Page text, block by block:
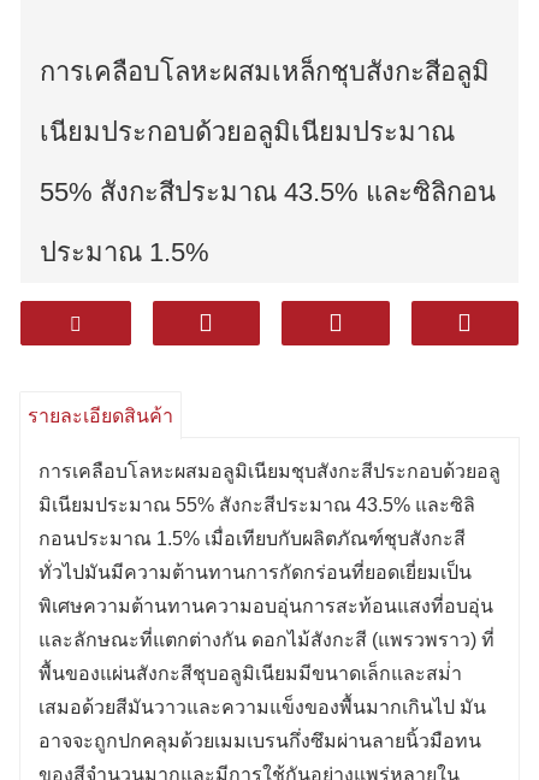
การเคลือบโลหะผสมเหล็กชุบสังกะสีอลูมิ
เนียมประกอบด้วยอลูมิเนียมประมาณ
55% สังกะสีประมาณ 43.5% และซิลิกอน
ประมาณ 1.5%
มีความต้านทานการกัดกร่อนที่ดีเยี่ยม
ร้อนและคุณสมบัติอื่น ๆ
ดอกไม้สังกะสี (แพรวพราว) บนพื้นผิวของ
แผ่นสังกะสีชุบอลูมิเนียมมีขนาดเล็กและ
สม่ําเสมอมีสีสดใสและความแข็ง ผิวสูง
รายละเอียดสินค้า
การเคลือบโลหะผสมอลูมิเนียมชุบสังกะสีประกอบด้วยอลู
มิเนียมประมาณ 55% สังกะสีประมาณ 43.5% และซิลิ
กอนประมาณ 1.5% เมื่อเทียบกับผลิตภัณฑ์ชุบสังกะสี
ทั่วไปมันมีความต้านทานการกัดกร่อนที่ยอดเยี่ยมเป็น
พิเศษความต้านทานความอบอุ่นการสะท้อนแสงที่อบอุ่น
และลักษณะที่แตกต่างกัน ดอกไม้สังกะสี (แพรวพราว) ที่
พื้นของแผ่นสังกะสีชุบอลูมิเนียมมีขนาดเล็กและสม่ํา
เสมอด้วยสีมันวาวและความแข็งของพื้นมากเกินไป มัน
อาจจะถูกปกคลุมด้วยเมมเบรนกึ่งซึมผ่านลายนิ้วมือทน
ของสีจํานวนมากและมีการใช้กันอย่างแพร่หลายใน